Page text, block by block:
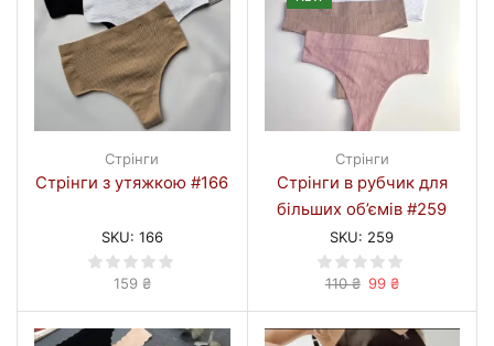
Стрінги
Стрінги з утяжкою #166
SKU: 166
159 ₴
Стрінги
Стрінги в рубчик для
більших об’ємів #259
SKU: 259
110₴ Оригінальна
99 ₴Поточна